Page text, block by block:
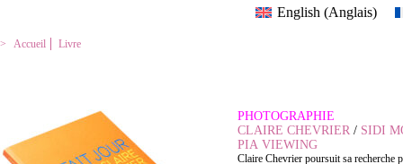
English (Anglais)
Accueil Livre
PHOTOGRAPHIE
CLAIRE CHEVRIER / SIDI
PIA VIEWING
Claire Chevrier poursuit sa recherche